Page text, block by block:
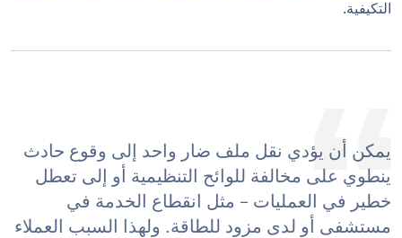
التكيفية.
يمكن أن يؤدي نقل ملف ضار واحد إلى وقوع حادث
ينطوي على مخالفة للوائح التنظيمية أو إلى تعطل
خطير في العمليات – مثل انقطاع الخدمة في
مستشفى أو لدى مزود للطاقة. ولهذا السبب العملاء